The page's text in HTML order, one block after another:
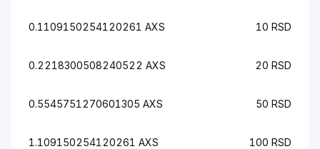
0.1109150254120261 AXS 10 RSD
0.2218300508240522 AXS 20 RSD
0.5545751270601305 AXS 50 RSD
1.109150254120261 AXS 100 RSD